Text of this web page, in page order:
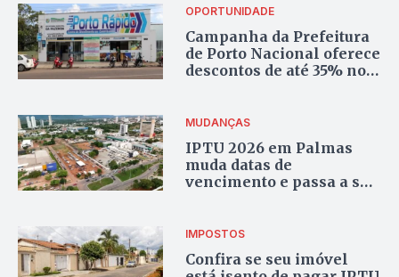
OPORTUNIDADE
Campanha da Prefeitura
de Porto Nacional oferece
descontos de até 35% no
MUDANÇAS
IPTU 2026 em Palmas
muda datas de
vencimento e passa a ser
IMPOSTOS
Confira se seu imóvel